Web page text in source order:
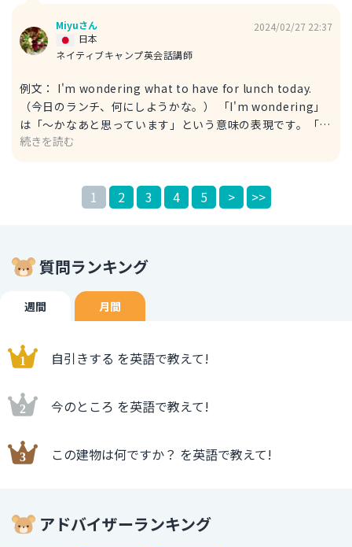
Miyuさん
ネイティブキャンプ英会話講師
日本
2024/02/27 22:37
例文： I'm wondering what to have for lunch today.
（今日のランチ、何にしようかな。） 「I'm wondering」
は「～かなあと思っています」という意味の表現です。「考
え中である」「疑問に思う」という意味でよく使われます。
選択肢は…何にしようかな？） こちらは更に口語的な感じ
続きを読む
1 2 3 4 5 > >>
質問ランキング
週間 月間
自引きする を英語で教えて!
今のところ を英語で教えて!
この建物は何ですか？ を英語で教えて!
アドバイザーランキング